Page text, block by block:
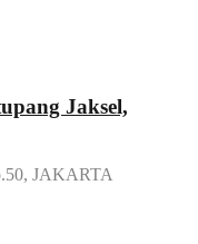
Jaksel,
JAKARTA